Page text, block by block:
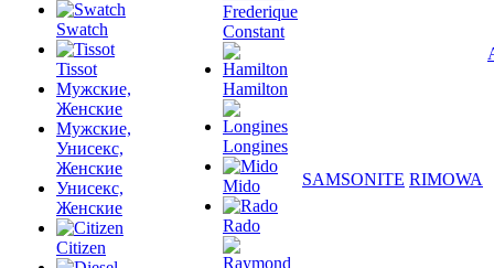
Swatch
Tissot
Мужские,
Женские
Мужские,
Унисекс,
Женские
Унисекс,
Женские
Citizen
Frederique
Constant
Hamilton
Longines
Mido
Rado
SAMSONITE RIMOWA